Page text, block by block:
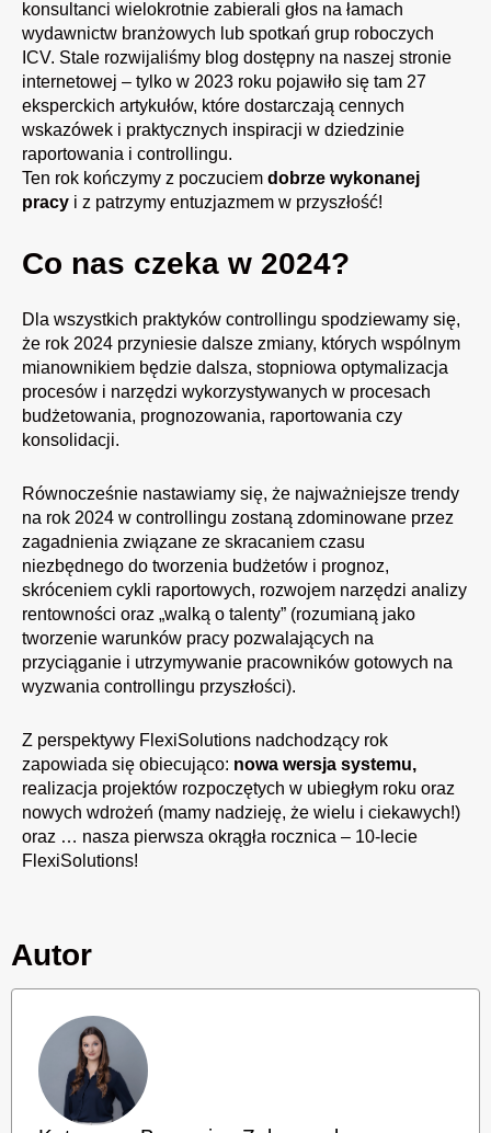
konsultanci wielokrotnie zabierali głos na łamach
wydawnictw branżowych lub spotkań grup roboczych
ICV. Stale rozwijaliśmy blog dostępny na naszej stronie
internetowej – tylko w 2023 roku pojawiło się tam 27
eksperckich artykułów, które dostarczają cennych
wskazówek i praktycznych inspiracji w dziedzinie
raportowania i controllingu.
Ten rok kończymy z poczuciem dobrze wykonanej
pracy i z patrzymy entuzjazmem w przyszłość!
Co nas czeka w 2024?
Dla wszystkich praktyków controllingu spodziewamy się,
że rok 2024 przyniesie dalsze zmiany, których wspólnym
mianownikiem będzie dalsza, stopniowa optymalizacja
procesów i narzędzi wykorzystywanych w procesach
budżetowania, prognozowania, raportowania czy
konsolidacji.
Równocześnie nastawiamy się, że najważniejsze trendy
na rok 2024 w controllingu zostaną zdominowane przez
zagadnienia związane ze skracaniem czasu
niezbędnego do tworzenia budżetów i prognoz,
skróceniem cykli raportowych, rozwojem narzędzi analizy
rentowności oraz „walką o talenty” (rozumianą jako
tworzenie warunków pracy pozwalających na
przyciąganie i utrzymywanie pracowników gotowych na
wyzwania controllingu przyszłości).
Z perspektywy FlexiSolutions nadchodzący rok
zapowiada się obiecująco: nowa wersja systemu,
realizacja projektów rozpoczętych w ubiegłym roku oraz
nowych wdrożeń (mamy nadzieję, że wielu i ciekawych!)
oraz … nasza pierwsza okrągła rocznica – 10-lecie
FlexiSolutions!
Autor